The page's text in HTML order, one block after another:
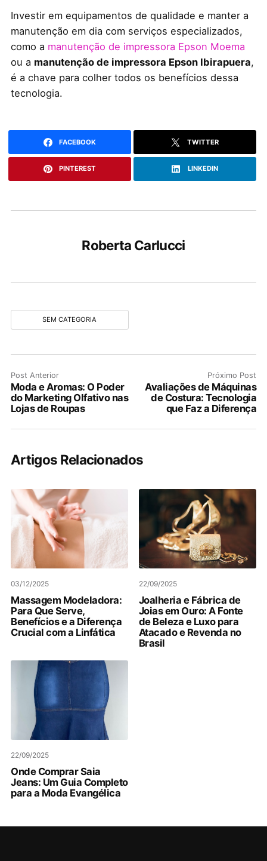
Investir em equipamentos de qualidade e manter a
manutenção em dia com serviços especializados,
como a manutenção de impressora Epson Moema
ou a manutenção de impressora Epson Ibirapuera,
é a chave para colher todos os benefícios dessa
tecnologia.
FACEBOOK TWITTER
PINTEREST LINKEDIN
Roberta Carlucci
SEM CATEGORIA
Post Anterior
Moda e Aromas: O Poder
do Marketing Olfativo nas
Lojas de Roupas
Próximo Post
Avaliações de Máquinas
de Costura: Tecnologia
que Faz a Diferença
Artigos Relacionados
03/12/2025
Massagem Modeladora:
Para Que Serve,
Benefícios e a Diferença
Crucial com a Linfática
22/09/2025
Joalheria e Fábrica de
Joias em Ouro: A Fonte
de Beleza e Luxo para
Atacado e Revenda no
Brasil
22/09/2025
Onde Comprar Saia
Jeans: Um Guia Completo
para a Moda Evangélica